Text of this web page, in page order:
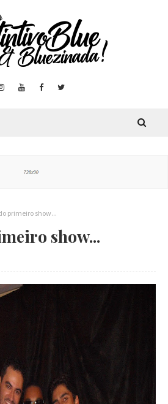
primeiro show...
show...